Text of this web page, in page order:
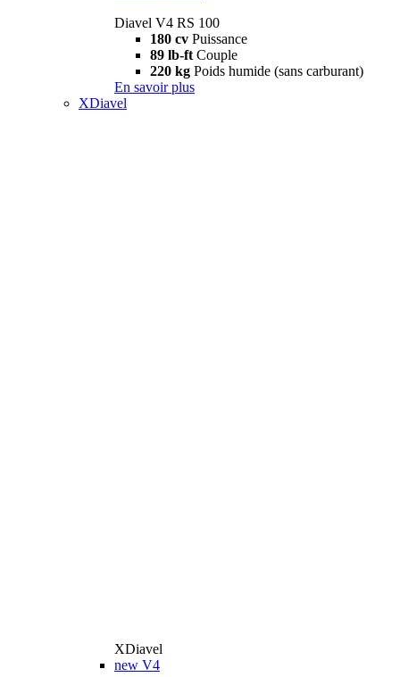
Diavel V4 RS 100
180 cv Puissance
89 lb-ft Couple
220 kg Poids humide (sans carburant)
En savoir plus
XDiavel
XDiavel
new V4